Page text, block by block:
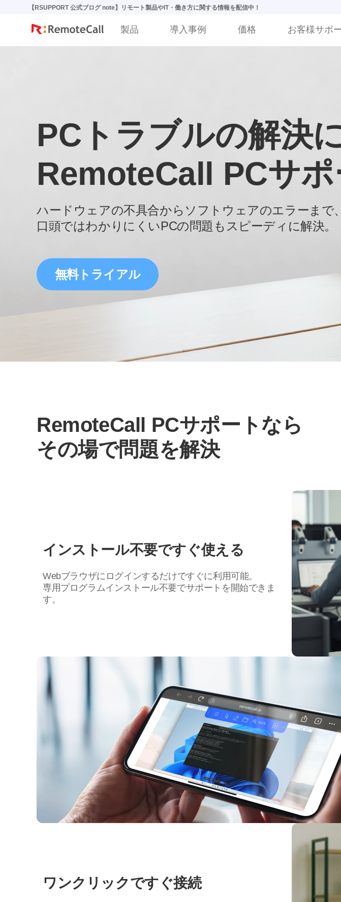
본문 바로가기【RSUPPORT 公式ブログ note】リモート製品やIT・働き方に関する情報を配信中！
製品 導入事例 価格 お客様サポ
PCトラブルの解決
RemoteCall PCサポ
ハードウェアの不具合からソフトウェアのエラーまで、
口頭ではわかりにくいPCの問題もスピーディに解決。
無料トライアル
RemoteCall PCサポートなら
その場で問題を解決
インストール不要ですぐ使える
Webブラウザにログインするだけですぐに利用可能。
専用プログラムインストール不要でサポートを開始できま
す。
ワンクリックですぐ接続